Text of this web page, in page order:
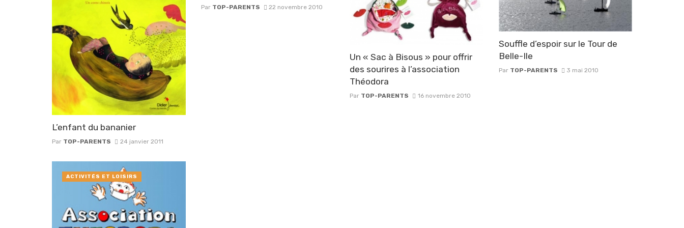
L’enfant du bananier
Par TOP-PARENTS 24 janvier 2011
Par TOP-PARENTS 22 novembre 2010
Un « Sac à Bisous » pour offrir
des sourires à l’association
Théodora
Par TOP-PARENTS 16 novembre 2010
Souffle d’espoir sur le Tour de
Belle-Ile
Par TOP-PARENTS 3 mai 2010
ACTIVITÉS ET LOISIRS